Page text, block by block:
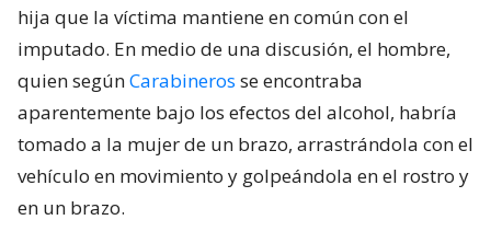
hija que la víctima mantiene en común con el
imputado. En medio de una discusión, el hombre,
quien segúnCarabineros se encontraba
aparentemente bajo los efectos del alcohol, habría
tomado a la mujer de un brazo, arrastrándola con el
vehículo en movimiento y golpeándola en el rostro y
en un brazo.